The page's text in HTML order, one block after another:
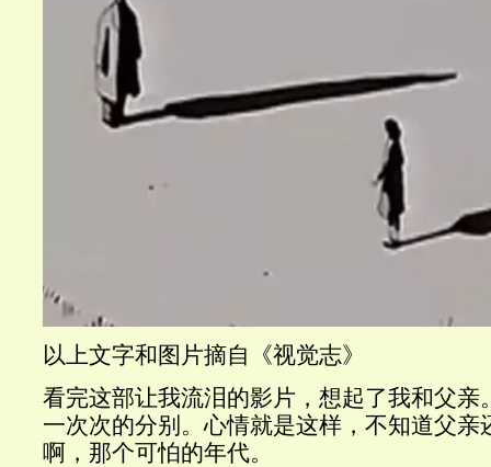
以上文字和图片摘自《视觉志》
看完这部让我流泪的影片，想起了我和父亲
一次次的分别。心情就是这样，不知道父亲
啊，那个可怕的年代。